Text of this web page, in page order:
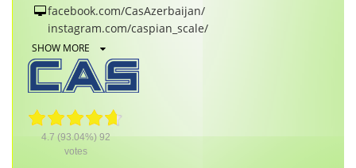
facebook.com/CasAzerbaijan/
instagram.com/caspian_scale/
SHOW MORE
4.7 (93.04%) 92
votes